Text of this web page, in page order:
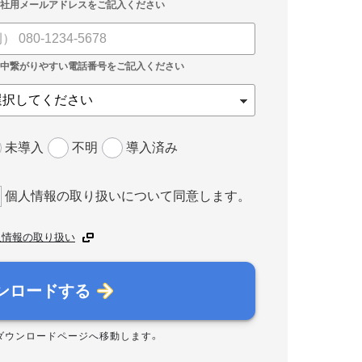
未導入 不明 導入済み
個人情報の取り扱いについて同意します。
報の取り扱い
ロードする
ウンロードページへ移動します。